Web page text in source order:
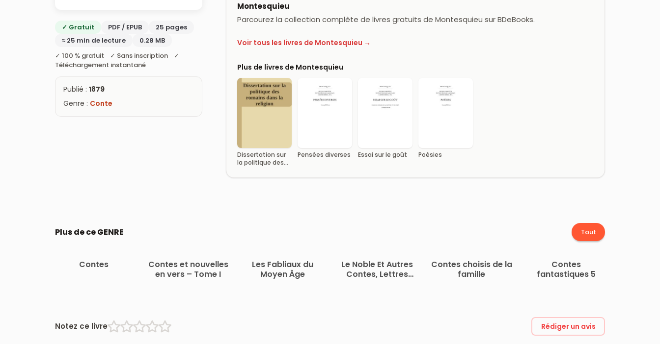
✓ Gratuit PDF / EPUB
25 pages
≈ 25 min de lecture
0.28 MB
✓ 100 % gratuit ✓ Sans inscription ✓
Téléchargement instantané
Publié : 1879
Genre : Conte
Montesquieu
Parcourez la collection complète de livres gratuits de Montesquieu sur BDeBooks.
Voir tous les livres de Montesquieu →
Plus de livres de Montesquieu
Dissertation sur
la politique des
Pensées diverses Essai sur le goût Poésies
Plus de ce GENRE Tout
Contes
Contes et nouvelles
en vers – Tome I
Les Fabliaux du
Moyen Âge
Le Noble Et Autres
Contes, Lettres
Contes choisis de la
famille
Contes
fantastiques 5
Notez ce livre Rédiger un avis